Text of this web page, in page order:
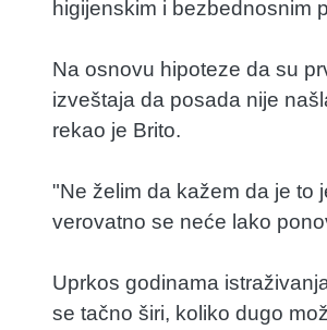
higijenskim i bezbednosnim
Na osnovu hipoteze da su
izveštaja da posada nije
rekao je Brito.
"Ne želim da kažem da je to
verovatno se neće lako
Uprkos godinama
se tačno širi, koliko dugo